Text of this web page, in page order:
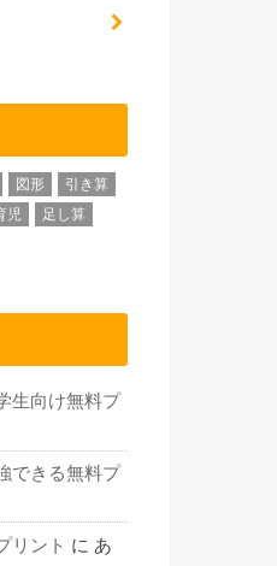
図形
引き算
児
足し算
生向け無料プ
できる無料プ
リント に あ